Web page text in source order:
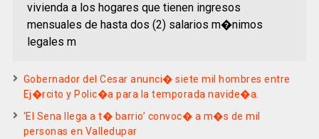
vivienda a los hogares que tienen ingresos
mensuales de hasta dos (2) salarios m�nimos
legales m
Gobernador del Cesar anunci� siete mil hombres entre
Ej�rcito y Polic�a para la temporada navide�a.
‘El Sena llega a t� barrio’ convoc� a m�s de mil
personas en Valledupar